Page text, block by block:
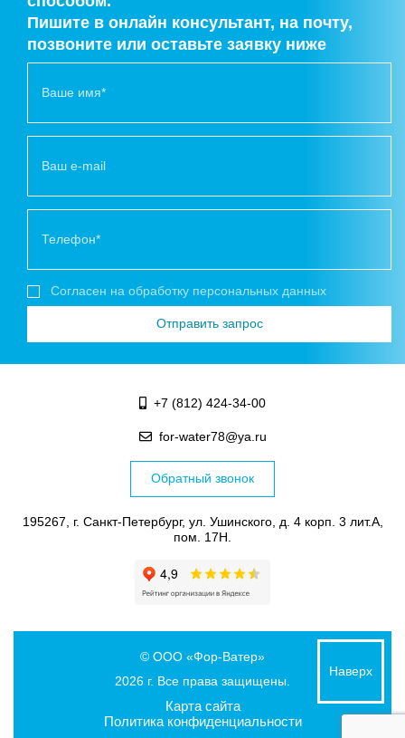
Пишите в онлайн консультант, на почту,
позвоните или оставьте заявку ниже
Согласен на обработку персональных данных
+7 (812) 424-34-00
for-water78@ya.ru
Обратный звонок
195267, г. Санкт-Петербург, ул. Ушинского, д. 4 корп. 3 лит.А,
пом. 17Н.
© ООО «Фор-Ватер»
2026 г. Все права защищены.
Карта сайта
Политика конфиденциальности
Наверх